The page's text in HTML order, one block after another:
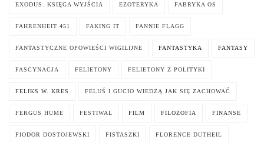
EXODUS. KSIĘGA WYJŚCIA EZOTERYKA FABRYKA OS
FAHRENHEIT 451 FAKING IT FANNIE FLAGG
FANTASTYCZNE OPOWIEŚCI WIGILIJNE FANTASTYKA FANTASY
FASCYNACJA FELIETONY FELIETONY Z POLITYKI
FELIKS W. KRES FELUŚ I GUCIO WIEDZĄ JAK SIĘ ZACHOWAĆ
FERGUS HUME FESTIWAL FILM FILOZOFIA FINANSE
FIODOR DOSTOJEWSKI FISTASZKI FLORENCE DUTHEIL